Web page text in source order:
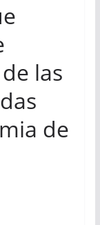
las
de